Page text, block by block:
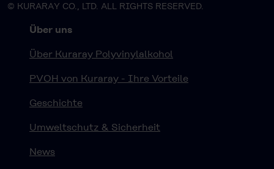
© KURARAY CO., LTD. ALL RIGHTS RESERVED.
Über uns
Über Kuraray Polyvinylalkohol
PVOH von Kuraray - Ihre Vorteile
Geschichte
Umweltschutz & Sicherheit
News